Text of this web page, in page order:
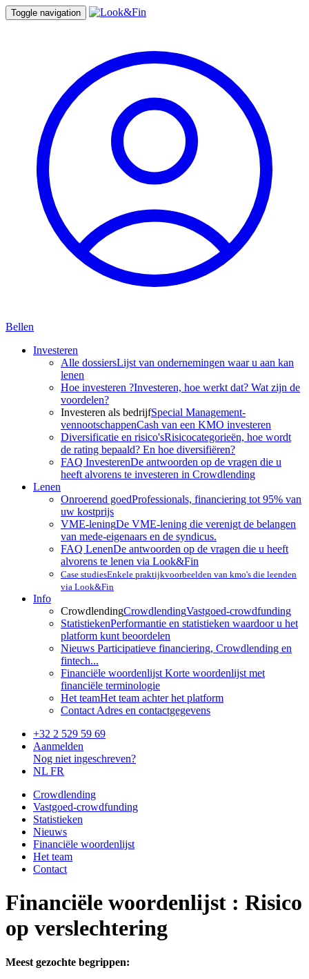
Toggle navigation
Bellen
Investeren
Alle dossiersLijst van ondernemingen waar u aan kan
lenen
Hoe investeren ?Investeren, hoe werkt dat? Wat zijn de
voordelen?
Investeren als bedrijfSpecial Management-
vennootschappenCash van een KMO investeren
Diversificatie en risico'sRisicocategorieën, hoe wordt
de rating bepaald? En hoe diversifiëren?
FAQ InvesterenDe antwoorden op de vragen die u
heeft alvorens te investeren in Crowdlending
Lenen
Onroerend goedProfessionals, financiering tot 95% van
uw kostprijs
VME-leningDe VME-lening die verenigt de belangen
van mede-eigenaars en de syndicus.
FAQ LenenDe antwoorden op de vragen die u heeft
alvorens te lenen via Look&Fin
Case studiesEnkele praktijkvoorbeelden van kmo's die leenden
via Look&Fin
Info
CrowdlendingCrowdlendingVastgoed-crowdfunding
StatistiekenPerformantie en statistieken waardoor u het
platform kunt beoordelen
Nieuws Participatieve financiering, Crowdlending en
fintech...
Financiële woordenlijst Korte woordenlijst met
financiële terminologie
Het teamHet team achter het platform
Contact Adres en contactgegevens
+32 2 529 59 69
Aanmelden
Nog niet ingeschreven?
NL FR
Crowdlending
Vastgoed-crowdfunding
Statistieken
Nieuws
Financiële woordenlijst
Het team
Contact
Financiële woordenlijst : Risico
op verslechtering
Meest gezochte begrippen: